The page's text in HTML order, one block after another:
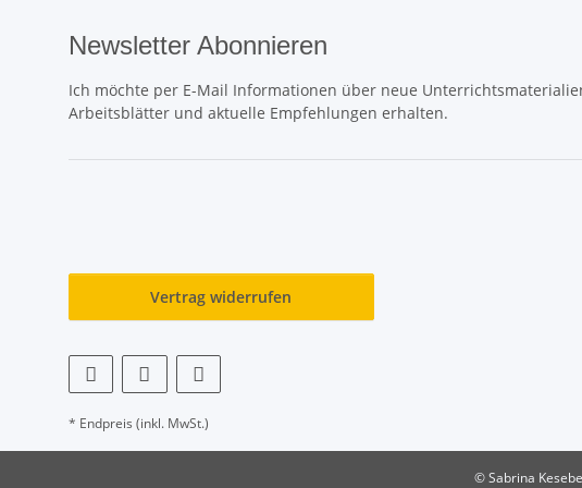
Newsletter Abonnieren
Ich möchte per E-Mail Informationen über neue
Arbeitsblätter und aktuelle Empfehlungen erhalten.
Vertrag widerrufen
* Endpreis (inkl. MwSt.)
© Sabrina